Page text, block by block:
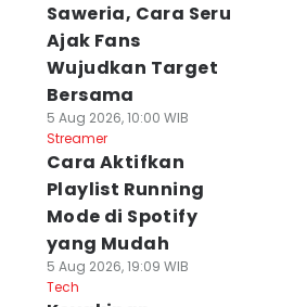
Saweria, Cara Seru
Ajak Fans
Wujudkan Target
Bersama
5 Aug 2026, 10:00 WIB
Streamer
Cara Aktifkan
Playlist Running
Mode di Spotify
yang Mudah
5 Aug 2026, 19:09 WIB
Tech